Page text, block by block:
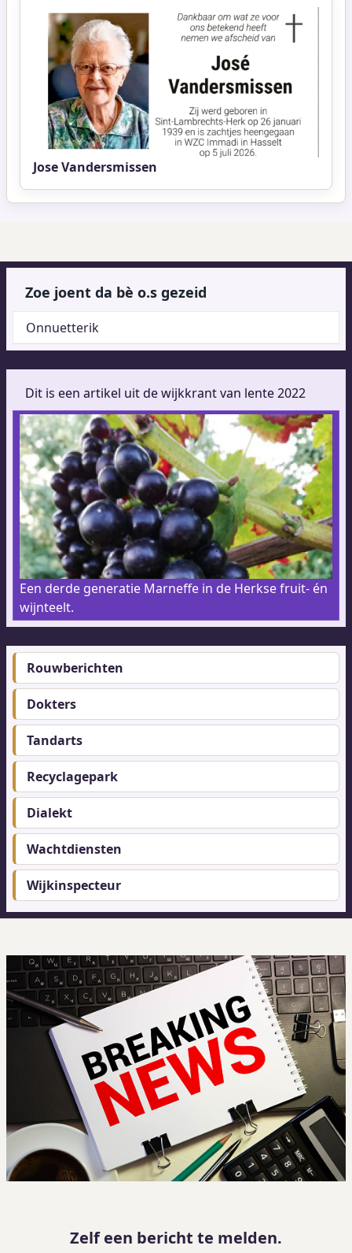
Jose Vandersmissen
Zoe joent da bè o.s gezeid
Onnuetterik
Dit is een artikel uit de wijkkrant van lente 2022
Een derde generatie Marneffe in de Herkse fruit- én
wijnteelt.
Footer-
menu
Rouwberichten
Dokters
Tandarts
Recyclagepark
Dialekt
Wachtdiensten
Wijkinspecteur
Zelf een bericht te melden.